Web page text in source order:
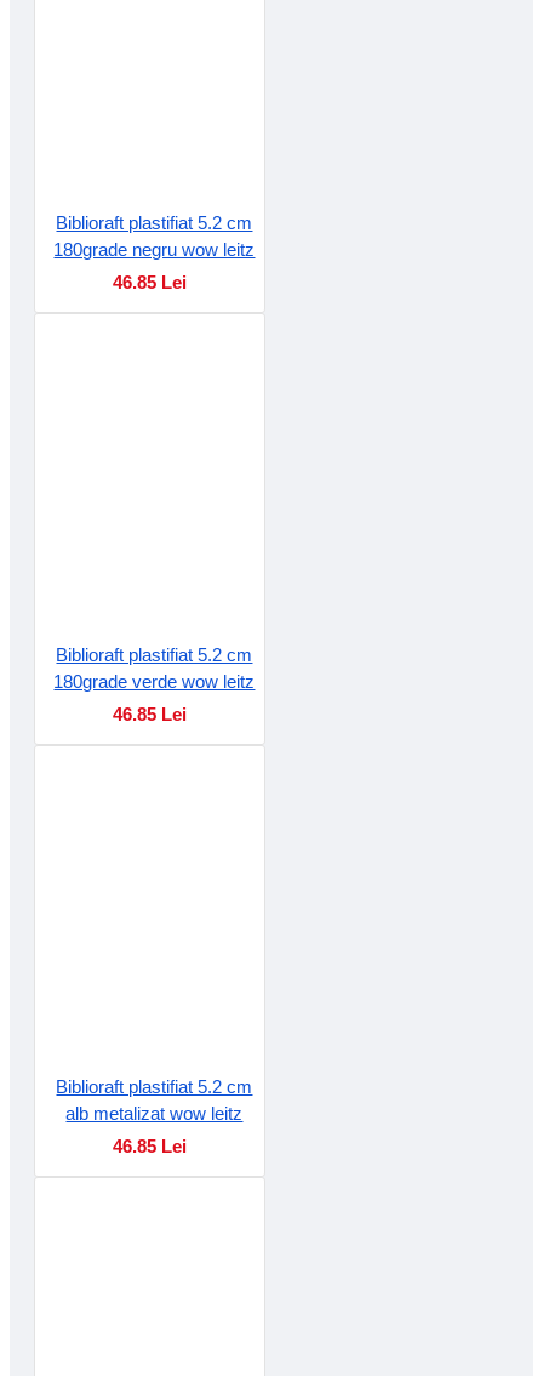
Biblioraft plastifiat 5.2 cm
180grade negru wow leitz
46.85 Lei
Biblioraft plastifiat 5.2 cm
180grade verde wow leitz
46.85 Lei
Biblioraft plastifiat 5.2 cm
alb metalizat wow leitz
46.85 Lei